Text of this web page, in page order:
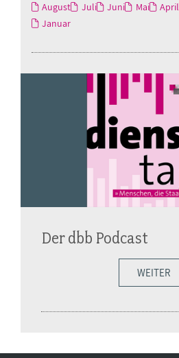
August
Juli Juni Mai April
Januar
Der dbb Podcast
WEITER